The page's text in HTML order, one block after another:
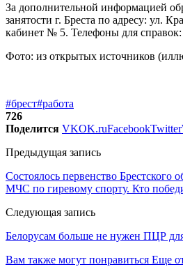
За дополнительной информацией
занятости г. Бреста по адресу: ул.
кабинет № 5. Телефоны для
Фото: из открытых источников
#брест#работа
726
Поделится VKOK.ruFacebookTwitter
Предыдущая запись
Состоялось первенство Брестского
МЧС по гиревому спорту. Кто
Следующая запись
Белорусам больше не нужен ПЦР
Вам также могут понравиться Еще